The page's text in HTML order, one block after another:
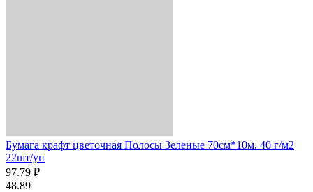
Бумага крафт цветочная Полосы Зеленые 70см*10м. 40 г/м2
22шт/уп
97.79 ₽
48.89